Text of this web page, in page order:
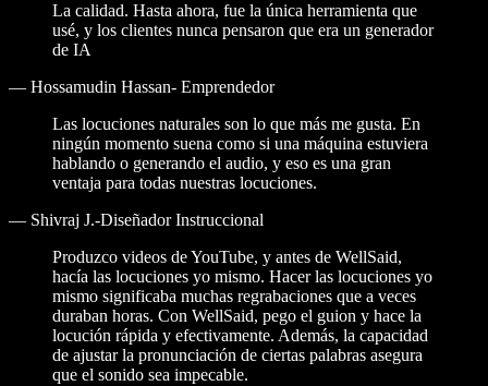
La calidad. Hasta ahora, fue la única herramienta que
usé, y los clientes nunca pensaron que era un generador
de IA
— Hossamudin Hassan- Emprendedor
Las locuciones naturales son lo que más me gusta. En
ningún momento suena como si una máquina estuviera
hablando o generando el audio, y eso es una gran
ventaja para todas nuestras locuciones.
— Shivraj J.-Diseñador Instruccional
Produzco videos de YouTube, y antes de WellSaid,
hacía las locuciones yo mismo. Hacer las locuciones yo
mismo significaba muchas regrabaciones que a veces
duraban horas. Con WellSaid, pego el guion y hace la
locución rápida y efectivamente. Además, la capacidad
de ajustar la pronunciación de ciertas palabras asegura
que el sonido sea impecable.